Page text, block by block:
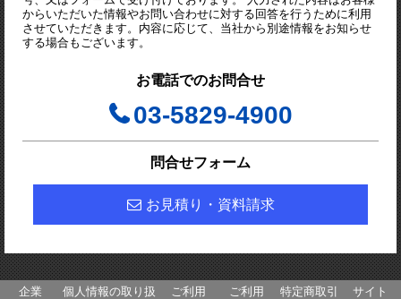
からいただいた情報やお問い合わせに対する回答を行うために利用
させていただきます。内容に応じて、当社から別途情報をお知らせ
する場合もございます。
お電話でのお問合せ
03-5829-4900
問合せフォーム
お見積り・資料請求
企業
個人情報の取り扱
ご利用
ご利用
特定商取引
サイト